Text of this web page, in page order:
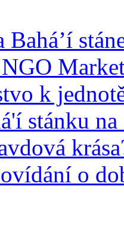
Bahá’í
k
stánku
o